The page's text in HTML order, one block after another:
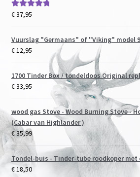
Gewaardeerd
€37,95
Vuurslag "Germaans" of "Viking" model
€12,95
1700 Tinder Box / tondeldoos Original
€33,95
wood gas Stove - Wood Burning Stove -
(Cabar van Highlander )
€35,99
Tondel-buis - Tinder-tube roodkoper met
€18,50